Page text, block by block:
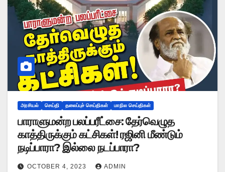
அரசியல் செய்தி தலைப்புச் செய்திகள் மாநில செய்திகள்
பாராளுமன்ற பலப்பரீட்சை: தேர்வெழுத
காத்திருக்கும் கட்சிகள்! ரஜினி மீண்டும்
நடிப்பாரா? இல்லை நடப்பாரா?
OCTOBER 4, 2023 ADMIN